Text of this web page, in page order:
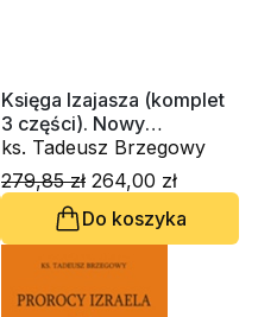
Księga Izajasza (komplet
3 części). Nowy
Komentarz Biblijny. Tom
XXII
ks. Tadeusz Brzegowy
279,85 zł 264,00 zł
Do koszyka